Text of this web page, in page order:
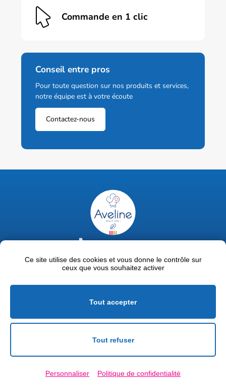
Commande en 1 clic
Conseil entre pros
Pour toute question sur nos produits et services,
notre équipe est à votre écoute
Contactez-nous
02 47 63 18 92
contact@avelinepro.fr
Mentions légales
Politique de confidentialité
Ce site utilise des cookies et vous donne le contrôle sur
ceux que vous souhaitez activer
Tout accepter
Tout refuser
Personnaliser Politique de confidentialité